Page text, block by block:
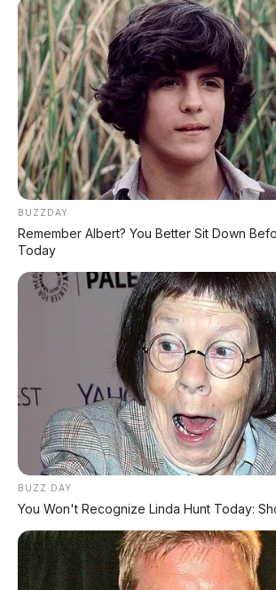
👁️
1. Guardian Mode &
Alert
Persis sepertiSentry Modepada
360° memantau kondisi sekitar saat
diparkir. Jika ada yang mencoba
menyentuh, sistem langsung memberi
peringatan ke smartphone Anda.
2. Smart Steering Lock
Otomatis
Tidak perlu putar kunci atau tekan
Begitu Anda menjauh, setir akan
secara otomatis. Kepraktisan ini
sistemkeyless-entry totalala Tesla.
BUZZDAY
Remember Albert? You Better Sit Down
Today
BUZZ DAY
You Won't Recognize Linda Hunt Today: